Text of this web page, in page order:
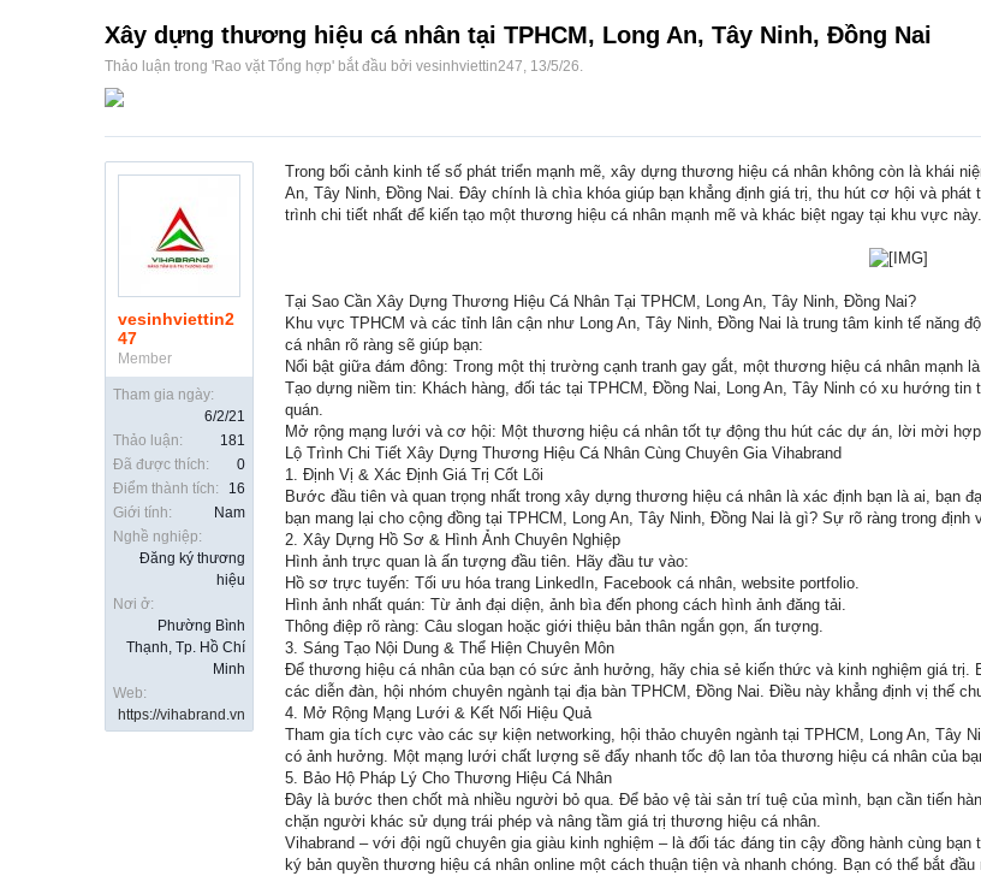
Xây dựng thương hiệu cá nhân tại TPHCM, Long An, Tây Ninh, Đồng Nai
Thảo luận trong 'Rao vặt Tổng hợp' bắt đầu bởi vesinhviettin247, 13/5/26.
vesinhviettin2
47
Member
Tham gia ngày:
6/2/21
Thảo luận:
181
Đã được thích:
0
Điểm thành tích:
16
Giới tính:
Nam
Nghề nghiệp:
Đăng ký thương
hiệu
Nơi ở:
Phường Bình
Thạnh, Tp. Hồ Chí
Minh
Web:
https://vihabrand.vn
Trong bối cảnh kinh tế số phát triển mạnh mẽ, xây dựng thương hiệu cá nhân không còn là khái
An, Tây Ninh, Đồng Nai. Đây chính là chìa khóa giúp bạn khẳng định giá trị, thu hút cơ hội và
trình chi tiết nhất để kiến tạo một thương hiệu cá nhân mạnh mẽ và khác biệt ngay tại khu vực này.
Tại Sao Cần Xây Dựng Thương Hiệu Cá Nhân Tại TPHCM, Long An, Tây Ninh, Đồng Nai?
Khu vực TPHCM và các tỉnh lân cận như Long An, Tây Ninh, Đồng Nai là trung tâm kinh tế năng
cá nhân rõ ràng sẽ giúp bạn:
Nổi bật giữa đám đông: Trong một thị trường cạnh tranh gay gắt, một thương hiệu cá nhân mạnh
Tạo dựng niềm tin: Khách hàng, đối tác tại TPHCM, Đồng Nai, Long An, Tây Ninh có xu hướng
quán.
Mở rộng mạng lưới và cơ hội: Một thương hiệu cá nhân tốt tự động thu hút các dự án, lời mời
Lộ Trình Chi Tiết Xây Dựng Thương Hiệu Cá Nhân Cùng Chuyên Gia Vihabrand
1. Định Vị & Xác Định Giá Trị Cốt Lõi
Bước đầu tiên và quan trọng nhất trong xây dựng thương hiệu cá nhân là xác định bạn là ai, bạn
bạn mang lại cho cộng đồng tại TPHCM, Long An, Tây Ninh, Đồng Nai là gì? Sự rõ ràng trong
2. Xây Dựng Hồ Sơ & Hình Ảnh Chuyên Nghiệp
Hình ảnh trực quan là ấn tượng đầu tiên. Hãy đầu tư vào:
Hồ sơ trực tuyến: Tối ưu hóa trang LinkedIn, Facebook cá nhân, website portfolio.
Hình ảnh nhất quán: Từ ảnh đại diện, ảnh bìa đến phong cách hình ảnh đăng tải.
Thông điệp rõ ràng: Câu slogan hoặc giới thiệu bản thân ngắn gọn, ấn tượng.
3. Sáng Tạo Nội Dung & Thể Hiện Chuyên Môn
Để thương hiệu cá nhân của bạn có sức ảnh hưởng, hãy chia sẻ kiến thức và kinh nghiệm giá trị.
các diễn đàn, hội nhóm chuyên ngành tại địa bàn TPHCM, Đồng Nai. Điều này khẳng định vị thế
4. Mở Rộng Mạng Lưới & Kết Nối Hiệu Quả
Tham gia tích cực vào các sự kiện networking, hội thảo chuyên ngành tại TPHCM, Long An, Tây
có ảnh hưởng. Một mạng lưới chất lượng sẽ đẩy nhanh tốc độ lan tỏa thương hiệu cá nhân của
5. Bảo Hộ Pháp Lý Cho Thương Hiệu Cá Nhân
Đây là bước then chốt mà nhiều người bỏ qua. Để bảo vệ tài sản trí tuệ của mình, bạn cần tiến
chặn người khác sử dụng trái phép và nâng tầm giá trị thương hiệu cá nhân.
Vihabrand – với đội ngũ chuyên gia giàu kinh nghiệm – là đối tác đáng tin cậy đồng hành cùng
ký bản quyền thương hiệu cá nhân online một cách thuận tiện và nhanh chóng. Bạn có thể bắt